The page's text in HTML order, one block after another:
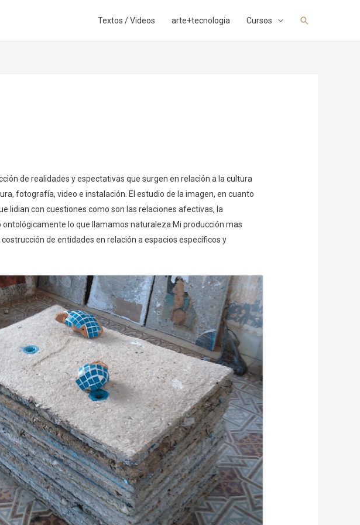
Textos / Videos arte+tecnologia Cursos Buscar
de realidades y espectativas que surgen en relación a la cultura
fotografía, video e instalación. El estudio de la imagen, en cuanto
lidian con cuestiones como son las relaciones afectivas, la
lo que llamamos naturaleza.Mi producción mas
de entidades en relación a espacios específicos y